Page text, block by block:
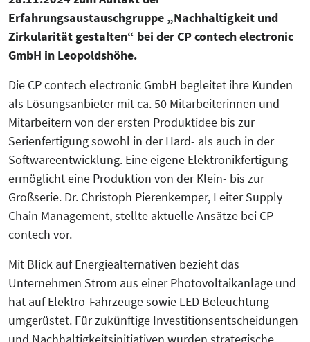
Erfahrungsaustauschgruppe „Nachhaltigkeit und
Zirkularität gestalten“ bei der CP contech electronic
GmbH in Leopoldshöhe.
Die CP contech electronic GmbH begleitet ihre Kunden
als Lösungsanbieter mit ca. 50 Mitarbeiterinnen und
Mitarbeitern von der ersten Produktidee bis zur
Serienfertigung sowohl in der Hard- als auch in der
Softwareentwicklung. Eine eigene Elektronikfertigung
ermöglicht eine Produktion von der Klein- bis zur
Großserie. Dr. Christoph Pierenkemper, Leiter Supply
Chain Management, stellte aktuelle Ansätze bei CP
contech vor.
Mit Blick auf Energiealternativen bezieht das
Unternehmen Strom aus einer Photovoltaikanlage und
hat auf Elektro-Fahrzeuge sowie LED Beleuchtung
umgerüstet. Für zukünftige Investitionsentscheidungen
KreisEL
SchuBS® - Schule und Betrieb am
5G4Industry (ausgelaufen)
DeSiRe-NG (ausgelaufen)
DualStrat (ausgelaufen)
KoTeBi (ausgelaufen)
progressivKI (ausgelaufen)
Orientierungsgespräch
Kreislaufwirtschaft-Frugale Innovation-
Regeneratives Wirtschaften
Peer Group zur EU Taxonomie
Verordnung mit Unternehmen und
Finanzakteuren aus OWL
Social-Media-Sprechtage
Website-Check OWL